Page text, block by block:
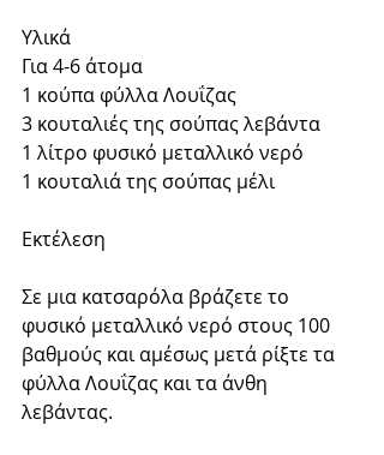
Υλικά
Για 4-6 άτομα
1 κούπα φύλλα Λουΐζας
3 κουταλιές της σούπας λεβάντα
1 λίτρο φυσικό μεταλλικό νερό
1 κουταλιά της σούπας μέλι
Εκτέλεση
Σε μια κατσαρόλα βράζετε το
φυσικό μεταλλικό νερό στους 100
βαθμούς και αμέσως μετά ρίξτε τα
φύλλα Λουΐζας και τα άνθη
λεβάντας.